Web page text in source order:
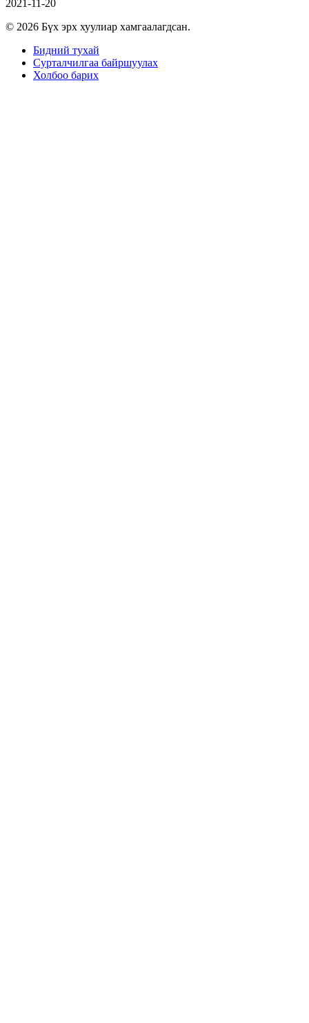
2021-11-20
© 2026 Бүх эрх хуулиар хамгаалагдсан.
Бидний тухай
Сурталчилгаа байршуулах
Холбоо барих